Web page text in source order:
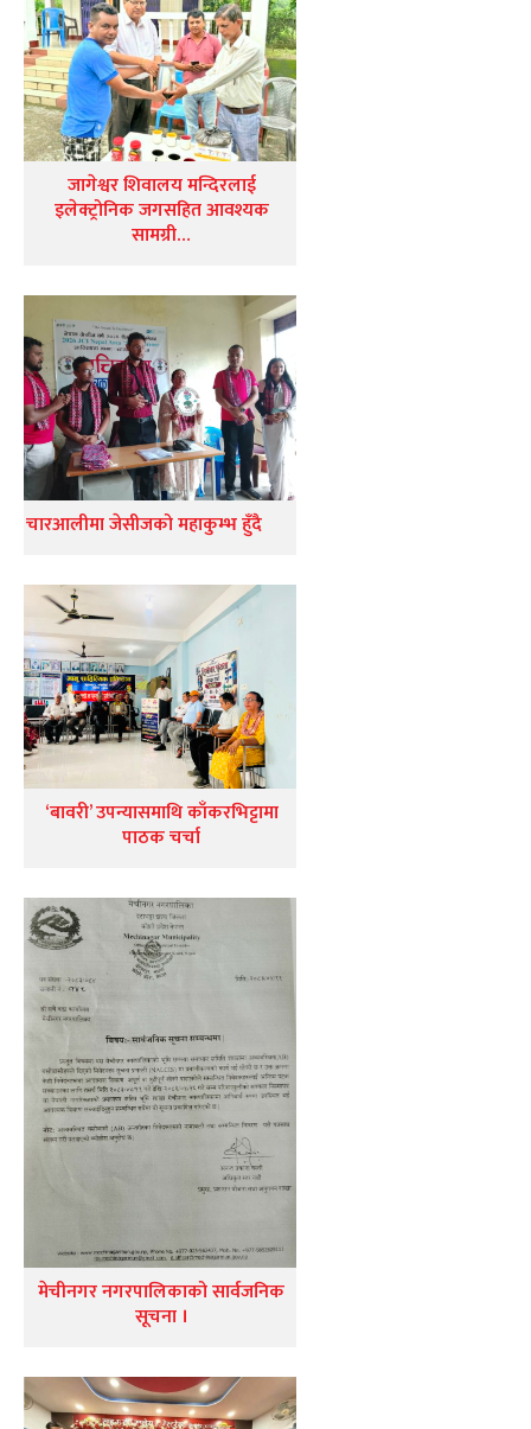
जागेश्वर शिवालय मन्दिरलाई
इलेक्ट्रोनिक जगसहित आवश्यक
सामग्री…
चारआलीमा जेसीजको महाकुम्भ हुँदै
‘बावरी’ उपन्यासमाथि काँकरभिट्टामा
पाठक चर्चा
मेचीनगर नगरपालिकाको सार्वजनिक
सूचना ।